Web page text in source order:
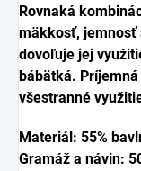
Rovnaká
mäkkosť, jemnosť
dovoľuje jej
bábätká.
všestranné
Materiál: 55%
Gramáž a návin: